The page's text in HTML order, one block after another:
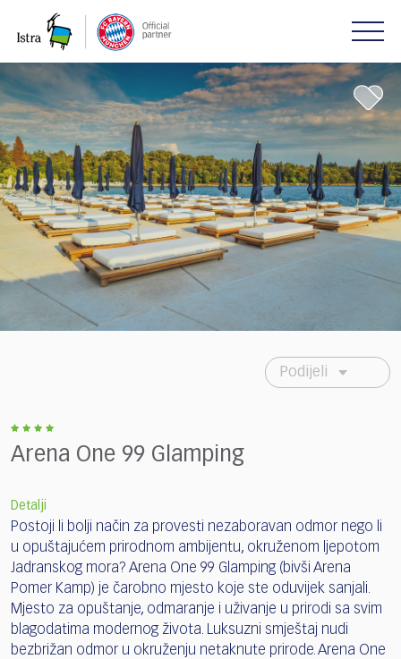
note:
website
includes
an
accessibility
system.
Podijeli
Arena One 99 Glamping
Detalji
Postoji li bolji način za provesti nezaboravan odmor nego li
u opuštajućem prirodnom ambijentu, okruženom ljepotom
Jadranskog mora? Arena One 99 Glamping (bivši Arena
Pomer Kamp) je čarobno mjesto koje ste oduvijek sanjali.
Mjesto za opuštanje, odmaranje i uživanje u prirodi sa svim
blagodatima modernog života. Luksuzni smještaj nudi
bezbrižan odmor u okruženju netaknute prirode. Arena One